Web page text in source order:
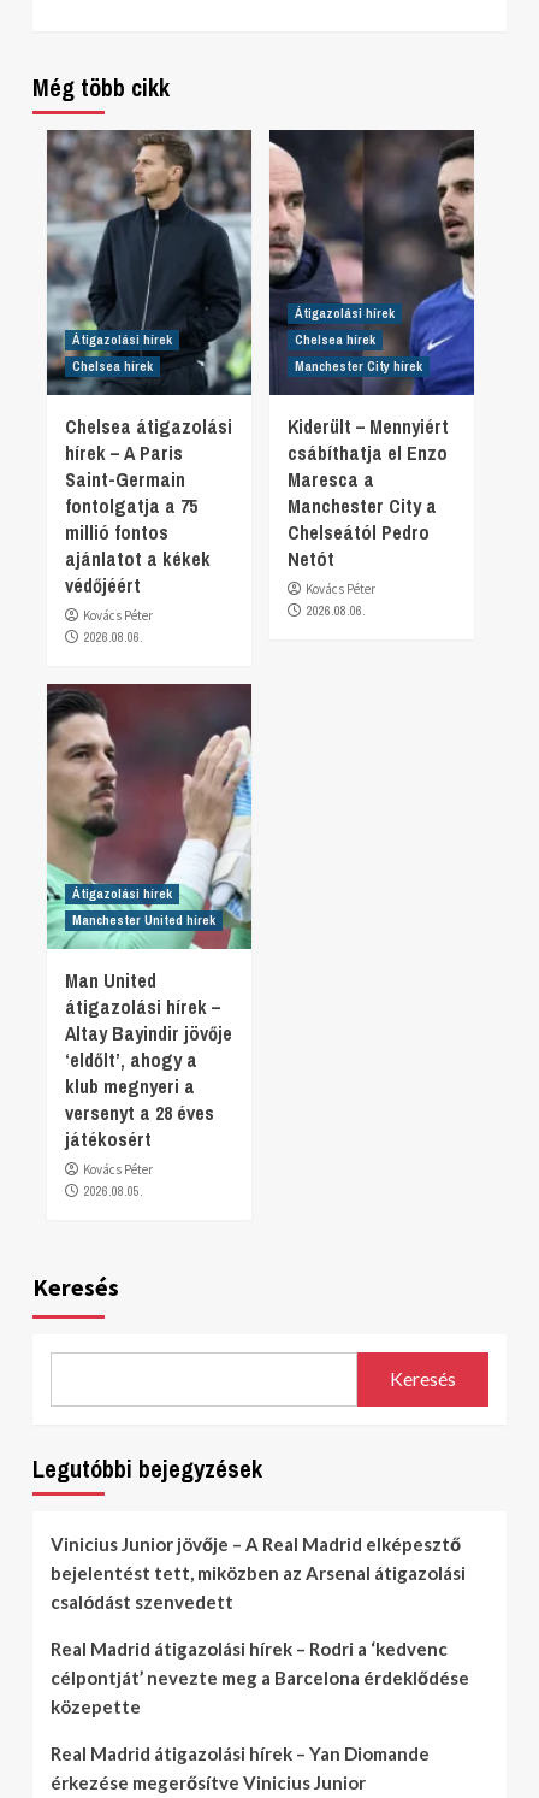
Még több cikk
Átigazolási hírek
Chelsea hírek
Chelsea átigazolási
hírek – A Paris
Saint-Germain
fontolgatja a 75
millió fontos
ajánlatot a kékek
védőjéért
Kovács Péter
2026.08.06.
Átigazolási hírek
Chelsea hírek
Manchester City hírek
Kiderült – Mennyiért
csábíthatja el Enzo
Maresca a
Manchester City a
Chelseától Pedro
Netót
Kovács Péter
2026.08.06.
Átigazolási hírek
Manchester United hírek
Man United
átigazolási hírek –
Altay Bayindir jövője
‘eldőlt’, ahogy a
klub megnyeri a
versenyt a 28 éves
játékosért
Kovács Péter
2026.08.05.
Keresés
Keresés
Legutóbbi bejegyzések
Vinicius Junior jövője – A Real Madrid elképesztő
bejelentést tett, miközben az Arsenal átigazolási
csalódást szenvedett
Real Madrid átigazolási hírek – Rodri a ‘kedvenc
célpontját’ nevezte meg a Barcelona érdeklődése
közepette
Real Madrid átigazolási hírek – Yan Diomande
érkezése megerősítve Vinicius Junior